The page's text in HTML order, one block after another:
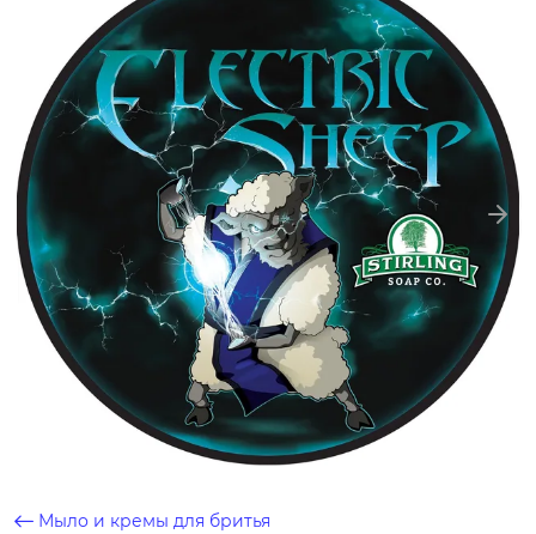
Мыло и кремы для бритья